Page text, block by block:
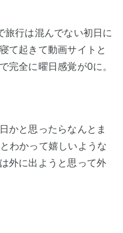
旅行は混んでない初日に
て起きて動画サイトと
完全に曜日感覚が0に。
かと思ったらなんとま
わかって嬉しいような
外に出ようと思って外